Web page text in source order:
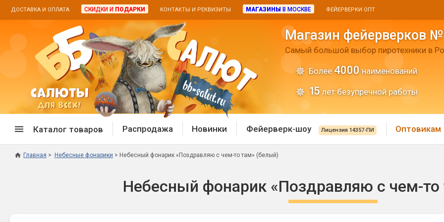
ДОСТАВКА И ОПЛАТА СКИДКИ И ПОДАРКИ КОНТАКТЫ И РЕКВИЗИТЫ МАГАЗИНЫ В МОСКВЕ ФЕЙЕРВЕРКИ ОПТ
Магазин фейерверков
Самый большой выбор пиротехники в
Более 4000 наименований
15 лет безупречной работы
Каталог товаров
Дневные батареи
Хлопушки и
Распродажа Новинки Фейерверк-шоу Лицензия 14357-ПИ Оптовикам
Главная Небесные фонарики Небесный фонарик «Поздравляю с чем-то там» (белый)
Небесный фонарик «Поздравляю с чем-